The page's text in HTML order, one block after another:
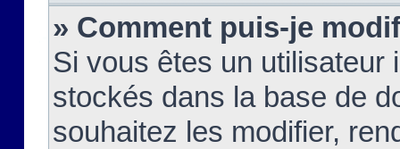
» Comment puis-je
Si vous êtes un
stockés dans la base de
souhaitez les modifier,